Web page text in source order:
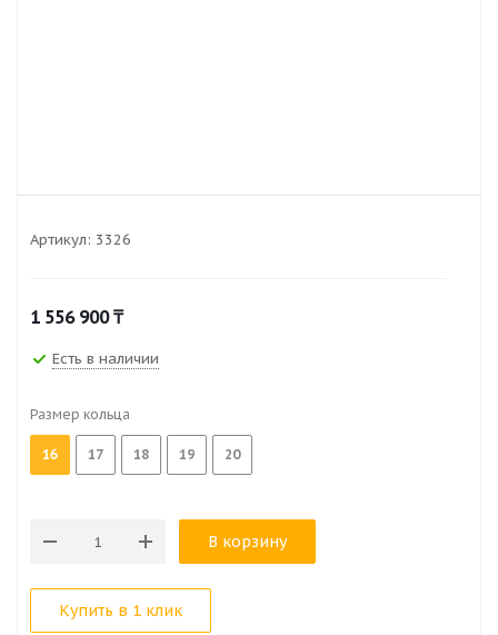
Артикул: 3326
1 556 900₸
Есть в наличии
Размер кольца
16 17 18 19 20
В корзину
Купить в 1 клик